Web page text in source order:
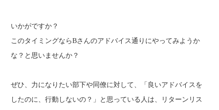
いかがですか？
このタイミングならBさんのアドバイス通りにやってみようか
な？と思いませんか？
ぜひ、力になりたい部下や同僚に対して、「良いアドバイスを
したのに、行動しないの？」と思っている人は、リターンリス